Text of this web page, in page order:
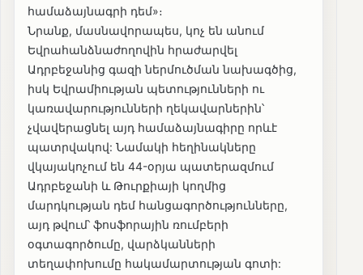
համաձայնագրի դեմ»։
Նրանք, մասնավորապես, կոչ են անում
Եվրահանձնաժողովին հրաժարվել
Ադրբեջանից գազի ներմուծման նախագծից,
իսկ Եվրամիության պետությունների ու
կառավարությունների ղեկավարներին՝
չվավերացնել այդ համաձայնագիրը որևէ
պատրվակով: Նամակի հեղինակները
վկայակոչում են 44-օրյա պատերազմում
Ադրբեջանի և Թուրքիայի կողմից
մարդկության դեմ հանցագործությունները,
այդ թվում՝ ֆոսֆորային ռումբերի
օգտագործումը, վարձկանների
տեղափոխումը հակամարտության գոտի: